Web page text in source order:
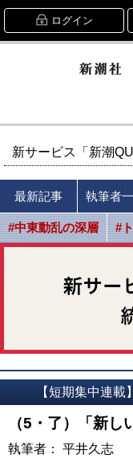
ログイン
新サービス「新潮
最新記事 執筆者
#中東動乱の深層 #
【短期集中連
（5・了）「新し
執筆者： 平井久志